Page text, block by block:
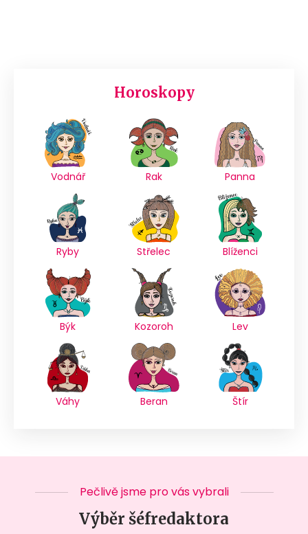
Horoskopy
Vodnář Rak Panna
Ryby Střelec Blíženci
Býk Kozoroh Lev
Váhy Beran Štír
Pečlivě jsme pro vás vybrali
Výběr šéfredaktora